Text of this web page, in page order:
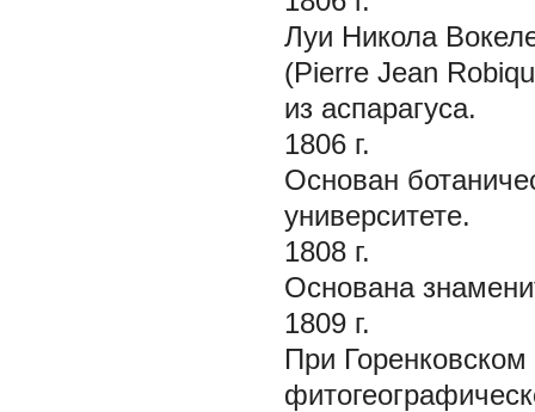
Луи Никола
(Pierre Jean
из аспарагуса.
1806 г.
Основан
университете.
1808 г.
Основана
1809 г.
При